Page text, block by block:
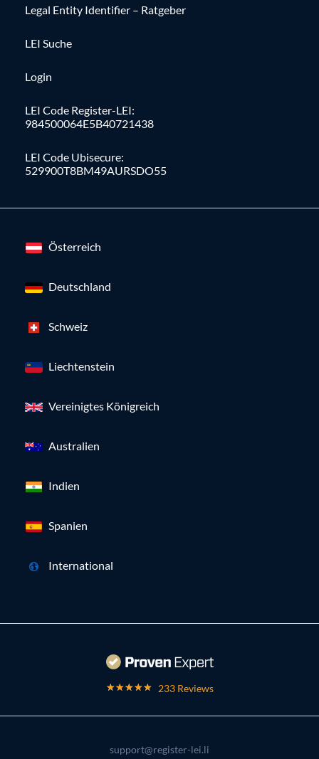
Legal Entity Identifier – Ratgeber
LEI Suche
Login
LEI Code Register-LEI:
984500064E5B40721438
LEI Code Ubisecure:
529900T8BM49AURSDO55
Österreich
Deutschland
Schweiz
Liechtenstein
Vereinigtes Königreich
Australien
Indien
Spanien
International
233 Reviews
support@register-lei.li